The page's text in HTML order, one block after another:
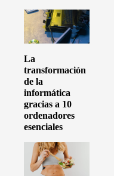
La
transformación
de la
informática
gracias a 10
ordenadores
esenciales